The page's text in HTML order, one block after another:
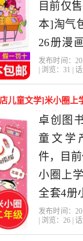
由浙江
目前仅
本]淘气
26册漫
本单买
生 阅读
书是
店精选
性价比
由浙江
发布时间：
| 浏览： 31 |
儿童文学]米小圈上
量2795件仅售59.9元
卓创图
童文学
件，目
小圈上
全套4册
读书8-
发布时间：
| 浏览： 26 |